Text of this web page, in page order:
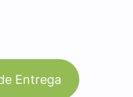
Entrega